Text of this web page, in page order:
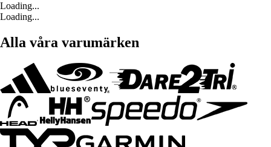
Loading...
Loading...
Alla våra varumärken